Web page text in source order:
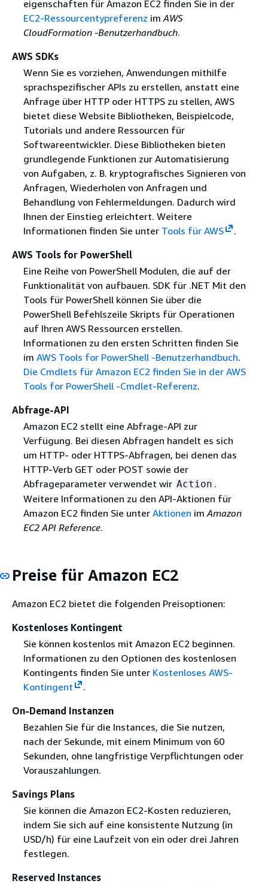
eigenschaften für Amazon EC2 finden Sie in der
EC2-Ressourcentypreferenz im AWS
CloudFormation -Benutzerhandbuch.
AWS SDKs
Wenn Sie es vorziehen, Anwendungen mithilfe
sprachspezifischer APIs zu erstellen, anstatt eine
Anfrage über HTTP oder HTTPS zu stellen, AWS
bietet diese Website Bibliotheken, Beispielcode,
Tutorials und andere Ressourcen für
Softwareentwickler. Diese Bibliotheken bieten
grundlegende Funktionen zur Automatisierung
von Aufgaben, z. B. kryptografisches Signieren von
Anfragen, Wiederholen von Anfragen und
Behandlung von Fehlermeldungen. Dadurch wird
Ihnen der Einstieg erleichtert. Weitere
Informationen finden Sie unter Tools für AWS
.
AWS Tools for PowerShell
Eine Reihe von PowerShell Modulen, die auf der
Funktionalität von aufbauen. SDK für .NET Mit den
Tools für PowerShell können Sie über die
PowerShell Befehlszeile Skripts für Operationen
auf Ihren AWS Ressourcen erstellen.
Informationen zu den ersten Schritten finden Sie
im AWS Tools for PowerShell -Benutzerhandbuch.
Die Cmdlets für Amazon EC2 finden Sie in der AWS
Tools for PowerShell -Cmdlet-Referenz.
Abfrage-API
Amazon EC2 stellt eine Abfrage-API zur
Verfügung. Bei diesen Abfragen handelt es sich
um HTTP- oder HTTPS-Abfragen, bei denen das
HTTP-Verb GET oder POST sowie der
Abfrageparameter verwendet wir Action .
Weitere Informationen zu den API-Aktionen für
Amazon EC2 finden Sie unter Aktionen imAmazon
EC2 API Reference.
Preise für Amazon EC2
Amazon EC2 bietet die folgenden Preisoptionen:
Kostenloses Kontingent
Sie können kostenlos mit Amazon EC2 beginnen.
Informationen zu den Optionen des kostenlosen
Kontingents finden Sie unter Kostenloses AWS-
Kontingent
.
On-Demand Instanzen
Bezahlen Sie für die Instances, die Sie nutzen,
nach der Sekunde, mit einem Minimum von 60
Sekunden, ohne langfristige Verpflichtungen oder
Vorauszahlungen.
Savings Plans
Sie können die Amazon EC2-Kosten reduzieren,
indem Sie sich auf eine konsistente Nutzung (in
USD/h) für eine Laufzeit von ein oder drei Jahren
festlegen.
Reserved Instances